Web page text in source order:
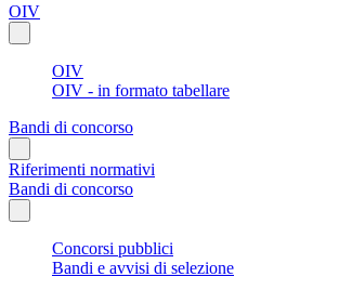
OIV
OIV
OIV - in formato tabellare
Bandi di concorso
Riferimenti normativi
Bandi di concorso
Concorsi pubblici
Bandi e avvisi di selezione